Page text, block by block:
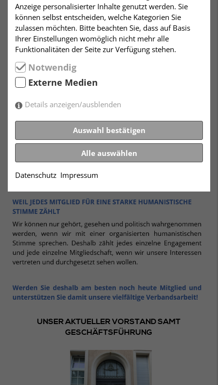
UNSER AKTUELLER VORSTAND SAMT
GESCHÄFTSFÜHRUNG
Anzeige personalisierter Inhalte genutzt werden. Sie
können selbst entscheiden, welche Kategorien Sie
zulassen möchten. Bitte beachten Sie, dass auf Basis
Ihrer Einstellungen womöglich nicht mehr alle
Funktionalitäten der Seite zur Verfügung stehen.
Notwendig
Externe Medien
Details anzeigen/ausblenden
Auswahl bestätigen
Alle auswählen
Datenschutz Impressum